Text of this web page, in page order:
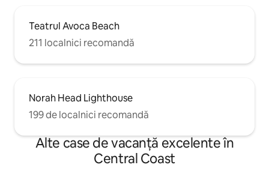
Teatrul Avoca Beach
211 localnici recomandă
Norah Head Lighthouse
199 de localnici recomandă
Alte case de vacanță excelente în
Central Coast